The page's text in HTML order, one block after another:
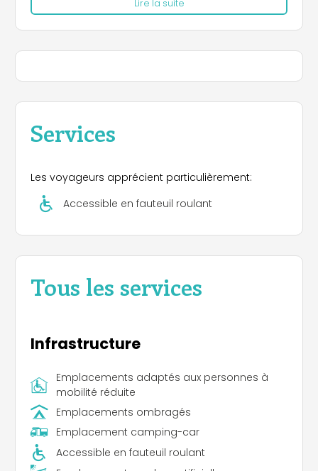
Sarrebruck, capitale du Land riche en curiosités et
suggestions de loisirs, offrent un cadre de
vacances idéal qui incite à prolonger
promenades et visites.
Lire la suite
Services
Les voyageurs apprécient particulièrement:
Accessible en fauteuil roulant
Tous les services
Infrastructure
Emplacements adaptés aux personnes à
mobilité réduite
Emplacements ombragés
Emplacement camping-car
Accessible en fauteuil roulant